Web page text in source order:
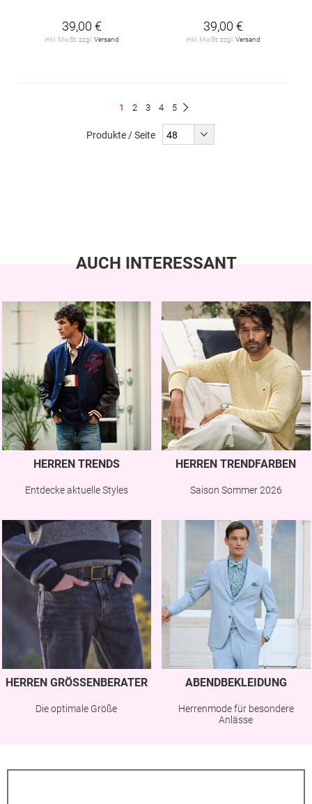
39,00 €
inkl. MwSt. zzgl. Versand
39,00 €
inkl. MwSt. zzgl. Versand
Du
1 Seite
2 Seite
3 Seite
4 Seite
5
Produkte / Seite
AUCH INTERESSANT
HERREN TRENDS
Entdecke aktuelle Styles
HERREN TRENDFARBEN
Saison Sommer 2026
HERREN GRÖSSENBERATER
Die optimale Größe
ABENDBEKLEIDUNG
Herrenmode für besondere
Anlässe